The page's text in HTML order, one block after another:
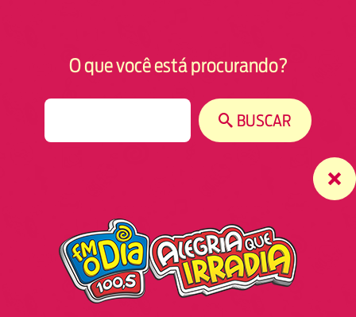
O que você está procurando?
BUSCAR